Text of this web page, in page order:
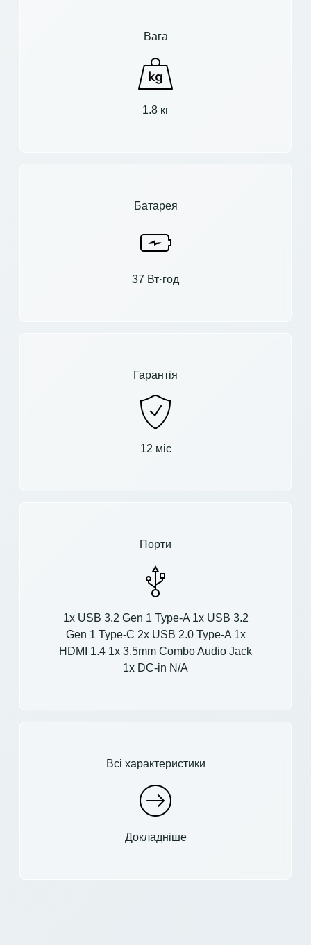
Вага
1.8 кг
Батарея
37 Вт·год
Гарантія
12 міс
Порти
1x USB 3.2 Gen 1 Type-A 1x USB 3.2
Gen 1 Type-C 2x USB 2.0 Type-A 1x
HDMI 1.4 1x 3.5mm Combo Audio Jack
1x DC-in N/A
Всі характеристики
Докладніше